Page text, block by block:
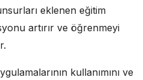
eklenen eğitim
artırır ve öğrenmeyi
kullanımını ve